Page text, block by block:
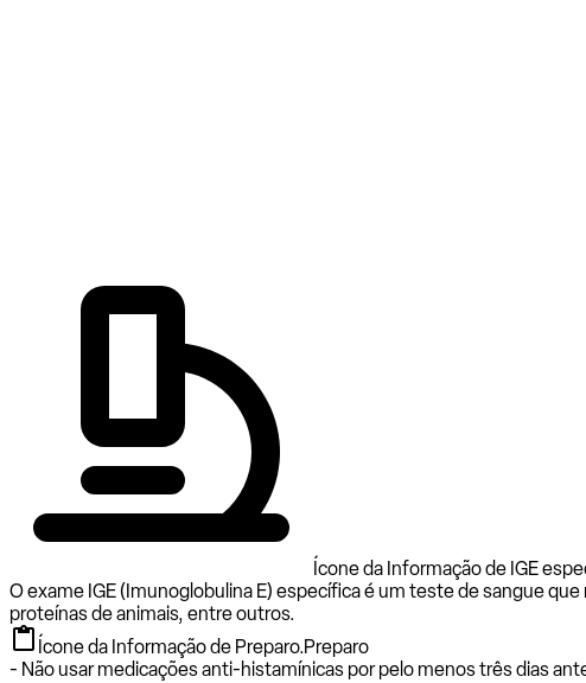
Ícone da Informação de IGE
O exame IGE (Imunoglobulina E) específica é um teste de sangue
proteínas de animais, entre outros.
Ícone da Informação de Preparo.Preparo
- Não usar medicações anti-histamínicas por pelo menos três dias